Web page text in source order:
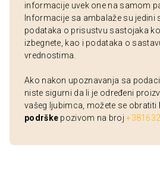
informacije uvek one na samom
Informacije sa ambalaže su jedini
podataka o prisustvu sastojaka
izbegnete, kao i podataka o
vrednostima.
Ako nakon upoznavanja sa
niste sigurni da li je određeni
vašeg ljubimca, možete se obratiti
podrške pozivom na broj